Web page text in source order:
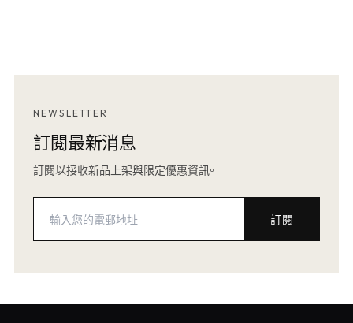
NEWSLETTER
訂閱最新消息
訂閱以接收新品上架與限定優惠資訊。
訂閱